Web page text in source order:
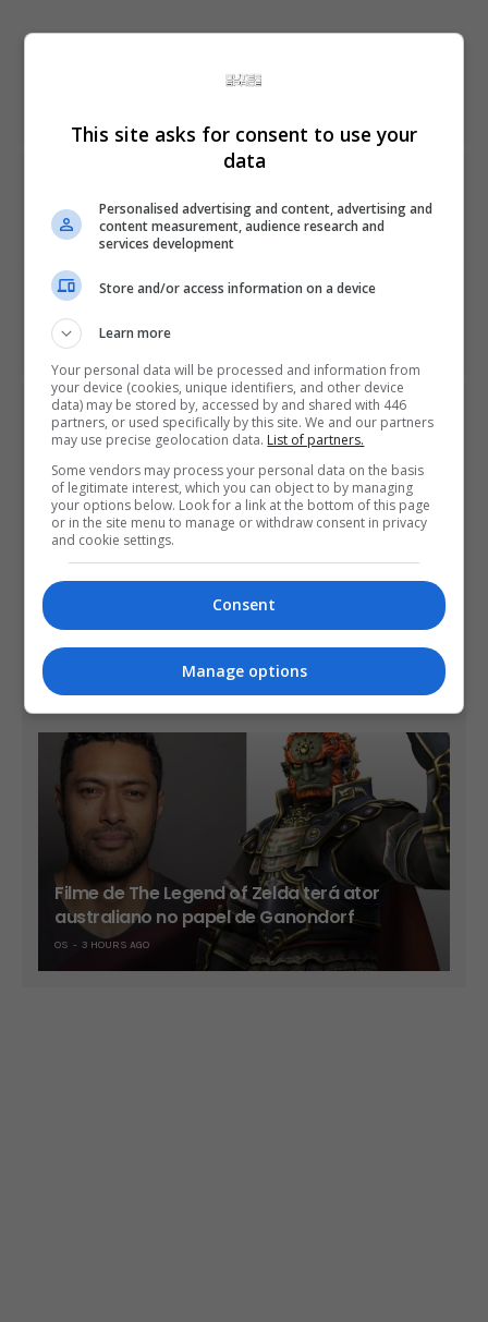
Share This
Novo vídeo de Sniper Ghost Warrior 3 demonstra
missões paralelas
NEXT ARTICLE
Teste público de Splatoon 2 começa hoje. Veja novos
ÚLTIMAS NOTÍCIAS
Take-Two diz que sua vendas já são mais
de 90% no formato digital
Filme de The Legend of Zelda terá ator
australiano no papel de Ganondorf
OS 3 HOURS AGO
This site asks for consent to use your
data
Personalised advertising and content, advertising and
content measurement, audience research and
services development
Store and/or access information on a device
Learn more
Your personal data will be processed and information from
your device (cookies, unique identifiers, and other device
data) may be stored by, accessed by and shared with 446
partners, or used specifically by this site. We and our partners
may use precise geolocation data. List of partners.
Some vendors may process your personal data on the basis
of legitimate interest, which you can object to by managing
your options below. Look for a link at the bottom of this page
or in the site menu to manage or withdraw consent in privacy
and cookie settings.
Consent
Manage options